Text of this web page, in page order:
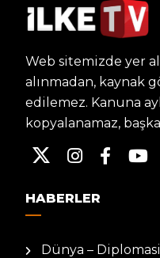
Web sitemizde yer
alınmadan, kaynak
edilemez. Kanuna
kopyalanamaz,
HABERLER
Dünya – Diplomasi